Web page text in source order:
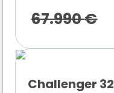
67.990€
Challenger